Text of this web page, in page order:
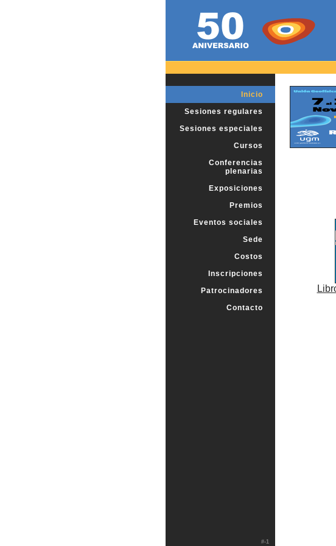
Inicio
Sesiones regulares
Sesiones especiales
Cursos
Conferencias
plenarias
Exposiciones
Premios
Eventos sociales
Sede
Costos
Inscripciones
Patrocinadores
Contacto
#-1